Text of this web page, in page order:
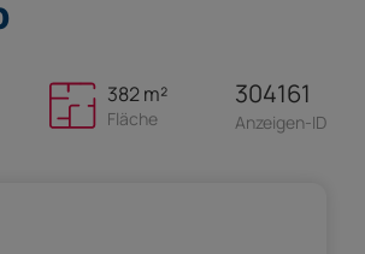
382 m²
Fläche
304161
Anzeigen-ID